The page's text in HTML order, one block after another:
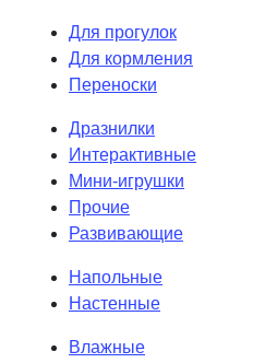
Для прогулок
Для кормления
Переноски
Дpазнилки
Интерактивные
Мини-игрушки
Прочие
Развивающие
Напольные
Настенные
Влажные